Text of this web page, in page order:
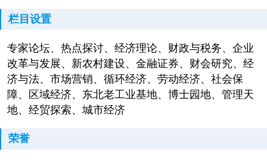
栏目设置
专家论坛、热点探讨、经济理论、财政与税务、企业
改革与发展、新农村建设、金融证券、财会研究、经
济与法、市场营销、循环经济、劳动经济、社会保
障、区域经济、东北老工业基地、博士园地、管理天
地、经贸探索、城市经济
荣誉